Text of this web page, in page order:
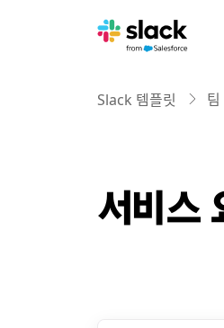
Slack 템플릿
서비스